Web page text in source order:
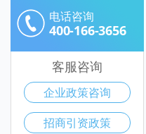
电话咨询
400-166-3656
客服咨询
企业政策咨询
招商引资政策